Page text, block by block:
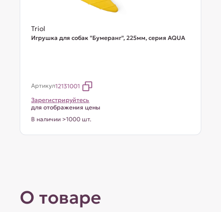
Triol
Игрушка для собак "Бумеранг", 225мм, серия AQUA
Артикул12131001
Зарегистрируйтесь
для отображения цены
В наличии >1000 шт.
О товаре